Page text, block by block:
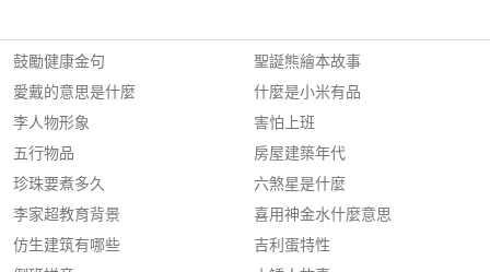
鼓勵健康金句
愛戴的意思是什麼
李人物形象
五行物品
珍珠要煮多久
李家超教育背景
仿生建筑有哪些
聖誕熊繪本故事
什麼是小米有品
害怕上班
房屋建築年代
六煞星是什麼
喜用神金水什麼意思
吉利蛋特性